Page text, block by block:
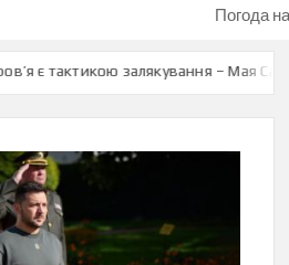
Погода
є тактикою залякування – Мая Санду